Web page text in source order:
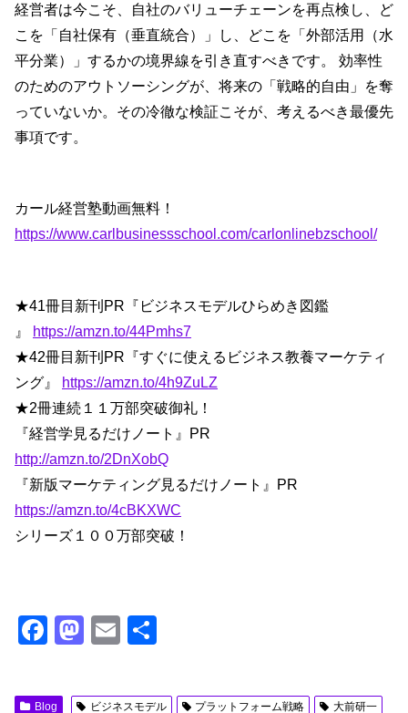
経営者は今こそ、自社のバリューチェーンを再点検し、ど
こを「自社保有（垂直統合）」し、どこを「外部活用（水
平分業）」するかの境界線を引き直すべきです。 効率性
のためのアウトソーシングが、将来の「戦略的自由」を奪
っていないか。その冷徹な検証こそが、考えるべき最優先
事項です。
カール経営塾動画無料！
https://www.carlbusinessschool.com/carlonlinebzschool/
★41冊目新刊PR『ビジネスモデルひらめき図鑑
』
https://amzn.to/44Pmhs7
★42冊目新刊PR『すぐに使えるビジネス教養マーケティ
ング』
https://amzn.to/4h9ZuLZ
★2冊連続１１万部突破御礼！
『経営学見るだけノート』PR
http://amzn.to/2DnXobQ
『新版マーケティング見るだけノート』PR
https://amzn.to/4cBKXWC
シリーズ１００万部突破！
F
c
M
st
E
ail
Blog ビジネスモデル プラットフォーム戦略 大前研一